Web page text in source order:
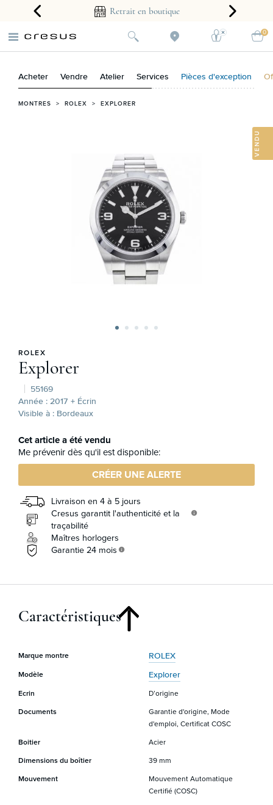
2 ans Retrait en boutique
0
Acheter Vendre Atelier Services Pièces d'exception
MONTRES > ROLEX > EXPLORER
VENDU
ROLEX
Explorer
55169
Année : 2017 + Écrin
Visible à : Bordeaux
Cet article a été vendu
Me prévenir dès qu'il est disponible:
CRÉER UNE ALERTE
Livraison en 4 à 5 jours
Cresus garantit l'authenticité et la
traçabilité
info
Maîtres horlogers
Garantie 24 mois info
Caractéristiques
Marque montre ROLEX
Modèle Explorer
Ecrin D’origine
Documents
Garantie d'origine, Mode
d'emploi, Certificat COSC
Boitier Acier
Dimensions du boîtier 39 mm
Mouvement
Mouvement Automatique
Certifié (COSC)